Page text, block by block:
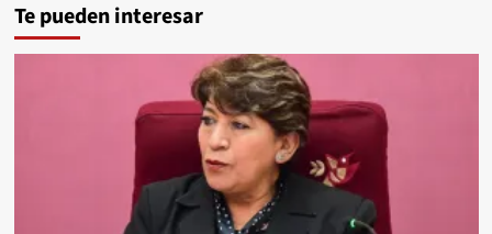
Te pueden interesar